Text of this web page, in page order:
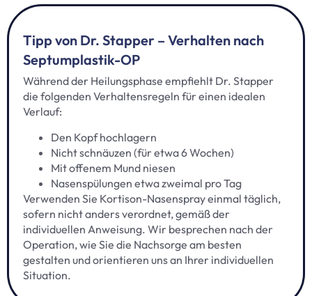
Tipp von Dr. Stapper – Verhalten nach
Septumplastik-OP
Während der Heilungsphase empfiehlt Dr. Stapper
die folgenden Verhaltensregeln für einen idealen
Verlauf:
Den Kopf hochlagern
Nicht schnäuzen (für etwa 6 Wochen)
Mit offenem Mund niesen
Nasenspülungen etwa zweimal pro Tag
Verwenden Sie Kortison-Nasenspray einmal täglich,
sofern nicht anders verordnet, gemäß der
individuellen Anweisung. Wir besprechen nach der
Operation, wie Sie die Nachsorge am besten
gestalten und orientieren uns an Ihrer individuellen
Situation.